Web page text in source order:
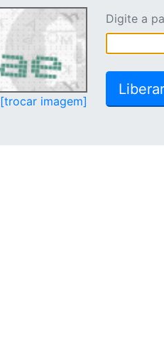
[trocar imagem]
Digite a